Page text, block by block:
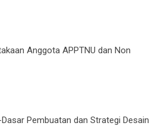
Anggota APPTNU dan Non
Pembuatan dan Strategi Desain